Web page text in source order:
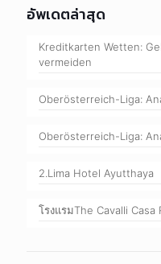
อัพเดตล่าสุด
Kreditkarten Wetten:
vermeiden
Oberösterreich-Liga:
Oberösterreich-Liga:
2.Lima Hotel Ayutthaya
โรงแรมThe Cavalli Casa